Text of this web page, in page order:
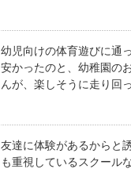
幼児向けの体育遊びに通
安かったのと、幼稚園の
んが、楽しそうに走り回
友達に体験があるからと
も重視しているスクール